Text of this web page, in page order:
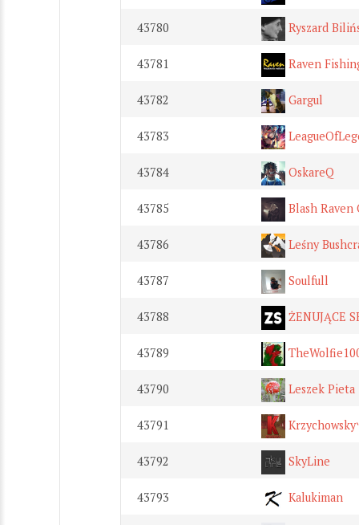
43780 Ryszard
43781 Raven
43782 Gargul
43783
43784 OskareQ
43785 Blash Raven
43786 Leśny
43787 Soulfull
43788 ŻENUJĄCE
43789
43790 Leszek Pieta
43791 Krzychowsky
43792 SkyLine
43793 Kalukiman